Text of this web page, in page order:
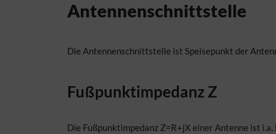
Antennenschnittstelle
Die Antennenschnittstelle ist Speisepunkt der
Fußpunktimpedanz Z
Die Fußpunktimpedanz Z=R+jX einer Antenne ist